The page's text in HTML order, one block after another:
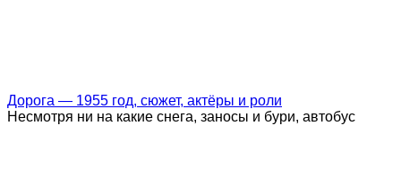
Дорога — 1955 год, сюжет, актёры и роли
Несмотря ни на какие снега, заносы и бури, автобус